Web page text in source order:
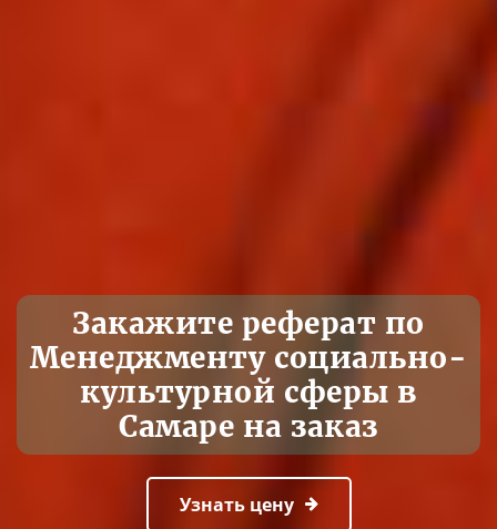
Закажите реферат по
Менеджменту социально-
культурной сферы в
Самаре на заказ
Узнать цену